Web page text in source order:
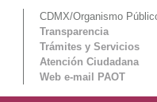
CDMX/Organismo
Transparencia
Trámites y Servicios
Atención Ciudadana
Web e-mail PAOT